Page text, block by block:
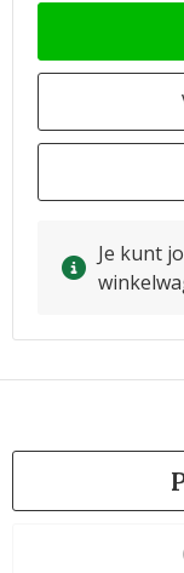
Je kunt